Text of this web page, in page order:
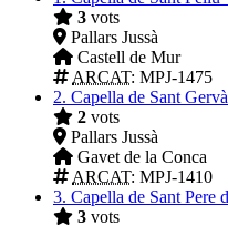
3 vots
Pallars Jussà
Castell de Mur
ARCAT: MPJ-1475
2. Capella de Sant
2 vots
Pallars Jussà
Gavet de la Conca
ARCAT: MPJ-1410
3. Capella de Sant Pere
3 vots